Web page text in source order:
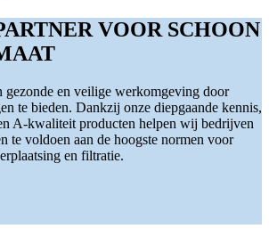
meerdere
variaties.
Deze
kan
gekozen
worden
op
de
productpagina
VOOR SCHOON
gezonde en veilige werkomgeving door
te bieden. Dankzij onze diepgaande kennis,
A-kwaliteit producten helpen wij bedrijven
te voldoen aan de hoogste normen voor
en filtratie.